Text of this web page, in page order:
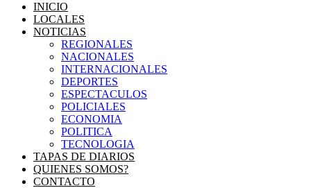
INICIO
LOCALES
NOTICIAS
REGIONALES
NACIONALES
INTERNACIONALES
DEPORTES
ESPECTACULOS
POLICIALES
ECONOMIA
POLITICA
TECNOLOGIA
TAPAS DE DIARIOS
QUIENES SOMOS?
CONTACTO